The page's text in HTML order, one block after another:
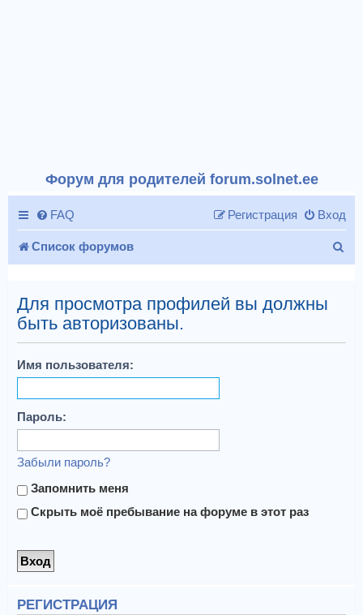
Форум для родителей forum.solnet.ee
FAQ Вход
Регистрация
Список форумов
Для просмотра профилей вы должны
быть авторизованы.
Имя пользователя:
Пароль:
Забыли пароль?
Запомнить меня
Скрыть моё пребывание на форуме в этот раз
РЕГИСТРАЦИЯ